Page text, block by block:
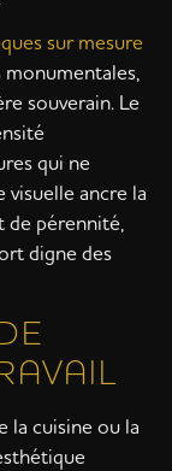
sur mesure
souverain. Le
qui ne
visuelle ancre la
de pérennité,
digne des
la cuisine ou la